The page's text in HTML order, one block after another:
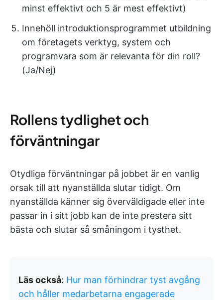
minst effektivt och 5 är mest effektivt)
Innehöll introduktionsprogrammet utbildning
om företagets verktyg, system och
programvara som är relevanta för din roll?
(Ja/Nej)
Rollens tydlighet och
förväntningar
Otydliga förväntningar på jobbet är en vanlig
orsak till att nyanställda slutar tidigt. Om
nyanställda känner sig överväldigade eller inte
passar in i sitt jobb kan de inte prestera sitt
bästa och slutar så småningom i tysthet.
Läs också: Hur man förhindrar tyst avgång
och håller medarbetarna engagerade